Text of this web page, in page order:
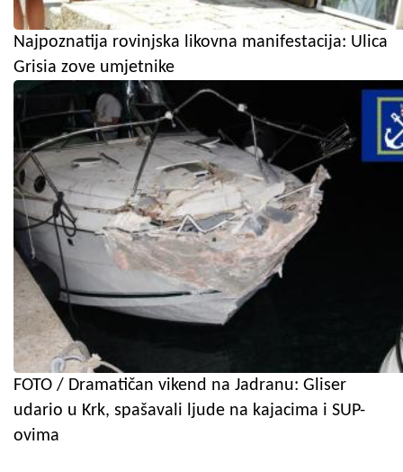
Najpoznatija rovinjska likovna manifestacija: Ulica
Grisia zove umjetnike
FOTO / Dramatičan vikend na Jadranu: Gliser
udario u Krk, spašavali ljude na kajacima i SUP-
ovima